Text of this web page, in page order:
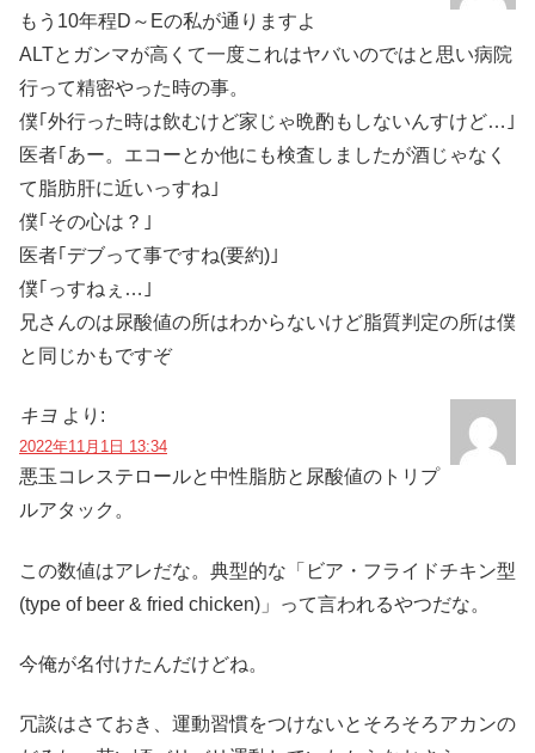
もう10年程D～Eの私が通りますよ
ALTとガンマが高くて一度これはヤバいのではと思い病院
行って精密やった時の事。
僕｢外行った時は飲むけど家じゃ晩酌もしないんすけど…｣
医者｢あー。エコーとか他にも検査しましたが酒じゃなく
て脂肪肝に近いっすね｣
僕｢その心は？｣
医者｢デブって事ですね(要約)｣
僕｢っすねぇ…｣
兄さんのは尿酸値の所はわからないけど脂質判定の所は僕
と同じかもですぞ
キヨ より:
2022年11月1日 13:34
悪玉コレステロールと中性脂肪と尿酸値のトリプ
ルアタック。
この数値はアレだな。典型的な「ビア・フライドチキン型
(type of beer & fried chicken)」って言われるやつだな。
今俺が名付けたんだけどね。
冗談はさておき、運動習慣をつけないとそろそろアカンの